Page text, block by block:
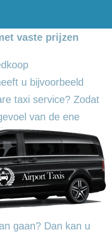
vaste prijzen
u bijvoorbeeld
taxi service? Zodat
van de ene
gaan? Dan kan u